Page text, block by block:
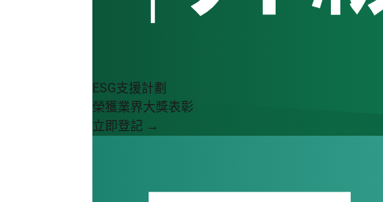
ESG支援計劃
榮獲業界大獎表彰
立即登記 →